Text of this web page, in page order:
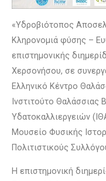
«Υδροβιότοπος
Κληρονομιά φύσης –
επιστημονικής
Χερσονήσου, σε
Ελληνικό Κέντρο
Ινστιτούτο Θαλάσσιας
Υδατοκαλλιεργειών
Μουσείο Φυσικής
Πολιτιστικούς
Η επιστημονική